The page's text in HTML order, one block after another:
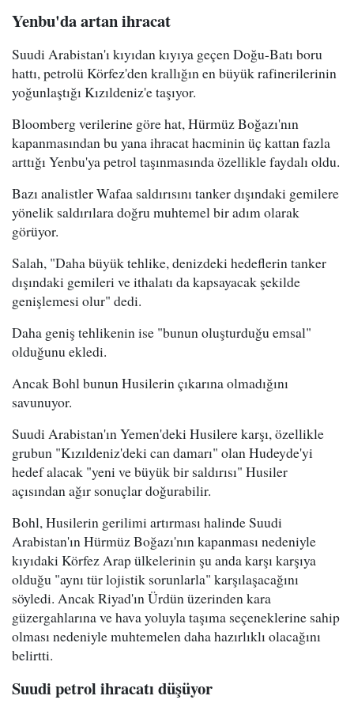
Yenbu'da artan ihracat
Suudi Arabistan'ı kıyıdan kıyıya geçen Doğu-Batı boru
hattı, petrolü Körfez'den krallığın en büyük rafinerilerinin
yoğunlaştığı Kızıldeniz'e taşıyor.
Bloomberg verilerine göre hat, Hürmüz Boğazı'nın
kapanmasından bu yana ihracat hacminin üç kattan fazla
arttığı Yenbu'ya petrol taşınmasında özellikle faydalı oldu.
Bazı analistler Wafaa saldırısını tanker dışındaki gemilere
yönelik saldırılara doğru muhtemel bir adım olarak
görüyor.
Salah, "Daha büyük tehlike, denizdeki hedeflerin tanker
dışındaki gemileri ve ithalatı da kapsayacak şekilde
genişlemesi olur" dedi.
Daha geniş tehlikenin ise "bunun oluşturduğu emsal"
olduğunu ekledi.
Ancak Bohl bunun Husilerin çıkarına olmadığını
savunuyor.
Suudi Arabistan'ın Yemen'deki Husilere karşı, özellikle
grubun "Kızıldeniz'deki can damarı" olan Hudeyde'yi
hedef alacak "yeni ve büyük bir saldırısı" Husiler
açısından ağır sonuçlar doğurabilir.
Bohl, Husilerin gerilimi artırması halinde Suudi
Arabistan'ın Hürmüz Boğazı'nın kapanması nedeniyle
kıyıdaki Körfez Arap ülkelerinin şu anda karşı karşıya
olduğu "aynı tür lojistik sorunlarla" karşılaşacağını
söyledi. Ancak Riyad'ın Ürdün üzerinden kara
güzergahlarına ve hava yoluyla taşıma seçeneklerine sahip
olması nedeniyle muhtemelen daha hazırlıklı olacağını
belirtti.
Suudi petrol ihracatı düşüyor